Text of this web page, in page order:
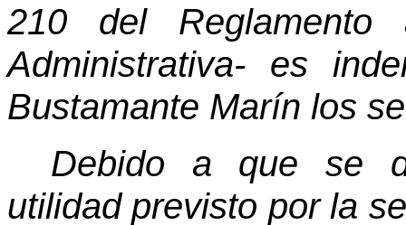
210 del
Administrativa- es
Bustamante Marín los
Debido a que se
utilidad previsto por la